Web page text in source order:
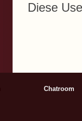
Diese
Chatroom